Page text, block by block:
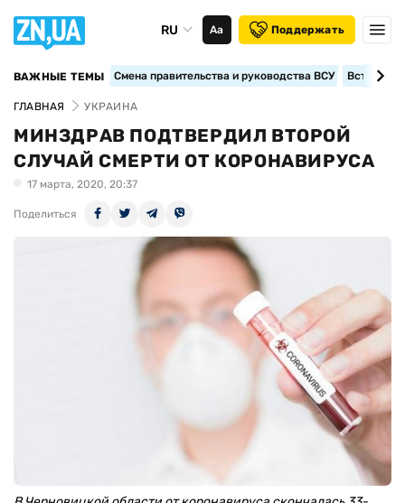
RU Аа Поддержать
ВАЖНЫЕ ТЕМЫ Смена правительства и руководства ВСУ
ГЛАВНАЯ УКРАИНА
МИНЗДРАВ ПОДТВЕРДИЛ ВТОРОЙ
СЛУЧАЙ СМЕРТИ ОТ КОРОНАВИРУСА
17 марта, 2020, 20:37
Поделиться